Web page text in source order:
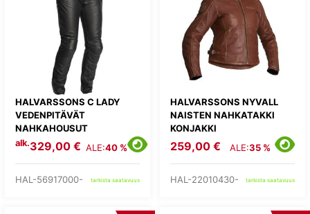
HALVARSSONS C LADY
VEDENPITÄVÄT
NAHKAHOUSUT
alk.329,00 € ALE:40 %
HAL-56917000- tarkista saatavuus
HALVARSSONS NYVALL
NAISTEN NAHKATAKKI
KONJAKKI
259,00 € ALE:35 %
HAL-22010430- tarkista saatavuus